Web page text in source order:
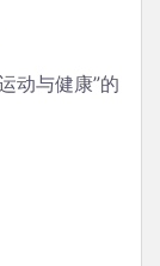
动与健康”的